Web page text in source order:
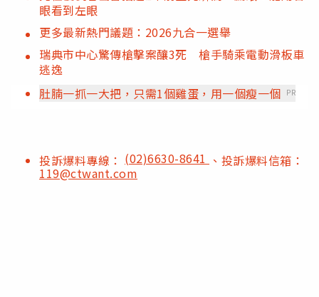
眼看到左眼
更多最新熱門議題：2026九合一選舉
瑞典市中心驚傳槍擊案釀3死 槍手騎乘電動滑板車
逃逸
肚腩一抓一大把，只需1個雞蛋，用一個瘦一個 PR
投訴爆料專線： (02)6630-8641 、投訴爆料信箱：
119@ctwant.com